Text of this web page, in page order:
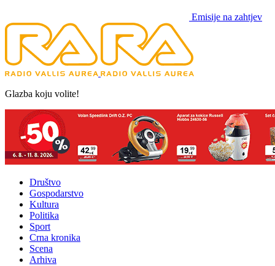
Emisije na zahtjev
Glazba koju volite!
Društvo
Gospodarstvo
Kultura
Politika
Sport
Crna kronika
Scena
Arhiva